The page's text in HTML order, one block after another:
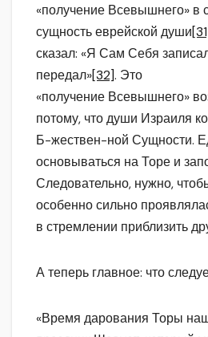
«получение Всевышнего» в
сущность еврейской души
сказал: «Я Сам Себя
передал»[32]. Это
«получение Всевышнего»
потому, что души Израиля
Б-жествен-ной Сущности.
основываться на Торе и
Следовательно, нужно,
особенно сильно
в стремлении приблизить
А теперь главное: что
«Время дарования Торы